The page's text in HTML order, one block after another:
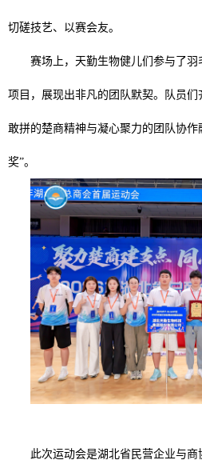
切磋技艺、以赛会友。
赛场上，天勤生物健儿们参与了
项目，展现出非凡的团队默契。队员们
敢拼的楚商精神与凝心聚力的团队协
奖”。
此次运动会是湖北省民营企业与